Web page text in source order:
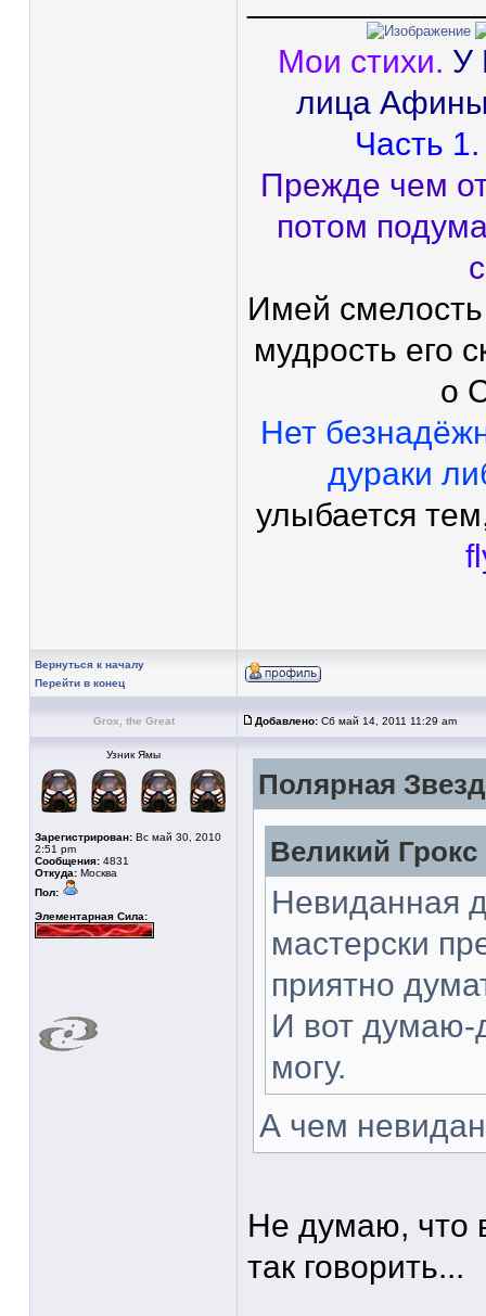
Мои стихи. У
лица
Часть
Прежде чем
потом
Имей
мудрость его
о
Нет
дураки
улыбается
Вернуться к началу
Перейти в конец
Grox, the Great Добавлено: Сб май 14, 2011 11:29 am
Узник Ямы
Зарегистрирован: Вс май 30, 2010
2:51 pm
Сообщения: 4831
Откуда: Москва
Пол:
Элементарная Сила:
Полярная
Великий Грокс
Невиданная
мастерски
приятно
И вот думаю-
могу.
А чем
Не думаю, что
так говорить...